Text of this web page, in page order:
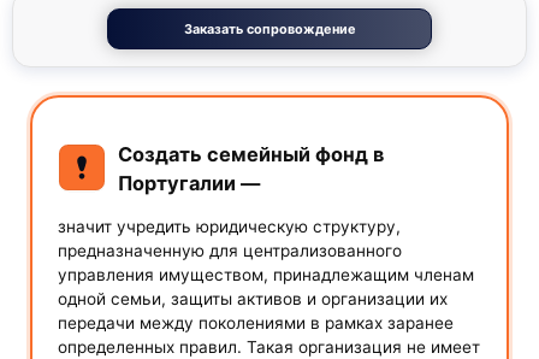
Заказать сопровождение
Создать семейный фонд в
Португалии —
значит учредить юридическую структуру,
предназначенную для централизованного
управления имуществом, принадлежащим членам
одной семьи, защиты активов и организации их
передачи между поколениями в рамках заранее
определенных правил. Такая организация не имеет